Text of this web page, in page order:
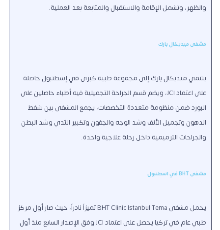
والظهر، وتشمل الإقامة والاستقبال والمتابعة بعد العملية.
مشفى ميديكال بارك
ينتمي ميديكال بارك إلى مجموعة طبية كبرى في إسطنبول حاصلة
على اعتماد JCI، ويضم قسم الجراحة التجميلية فيه أطباء حاصلين على
البورد ضمن منظومة متعددة التخصصات، يجمع المشفى بين شفط
الدهون وتجميل الأنف وشد الوجه والجفون وتكبير الثدي وشد البطن
والجراحات الترميمية داخل رحلة علاجية واحدة.
مشفى BHT في اسطنبول
يحمل مشفى BHT Clinic Istanbul Tema تميزاً نادراً، حيث صار أول مركز
طبي عام في تركيا يحصل على اعتماد JCI وفق الإصدار السابع منذ أول